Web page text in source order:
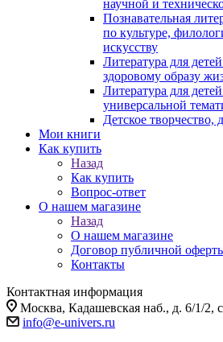
научной и
Познавательная
по культуре,
искусству
Литература для
здоровому образу
Литература для
универсальной
Детское творчество,
Мои книги
Как купить
Назад
Как купить
Вопрос-ответ
О нашем магазине
Назад
О нашем магазине
Договор публичной
Контакты
Контактная информация
Москва, Кадашевская наб., д. 6/1/2,
info@e-univers.ru